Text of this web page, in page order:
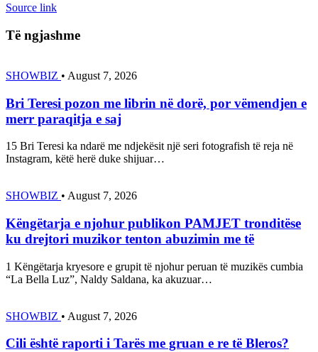
Source link
Të ngjashme
SHOWBIZ • August 7, 2026
Bri Teresi pozon me librin në dorë, por vëmendjen e
merr paraqitja e saj
15 Bri Teresi ka ndarë me ndjekësit një seri fotografish të reja në
Instagram, këtë herë duke shijuar…
SHOWBIZ • August 7, 2026
Këngëtarja e njohur publikon PAMJET tronditëse
ku drejtori muzikor tenton abuzimin me të
1 Këngëtarja kryesore e grupit të njohur peruan të muzikës cumbia
“La Bella Luz”, Naldy Saldana, ka akuzuar…
SHOWBIZ • August 7, 2026
Cili është raporti i Tarës me gruan e re të Bleros?